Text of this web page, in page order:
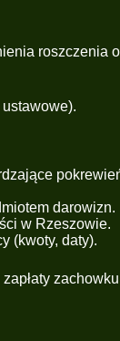
roszczenia
darowizn.
w Rzeszowie.
(kwoty, daty).